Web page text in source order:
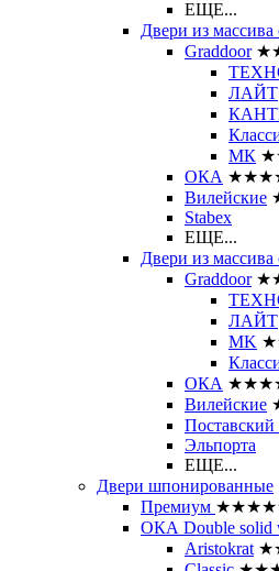
ЕЩЕ...
Двери из массива
Graddoor
ЛАЙТ
МК
ОКА
Вилейские
Stabex
ЕЩЕ...
Двери из массива
Graddoor
ЛАЙТ
MK
ОКА
Вилейские
Поставский
Эльпорта
ЕЩЕ...
Двери шпонированные
Премиум
ОКА Double solid
Aristokrat